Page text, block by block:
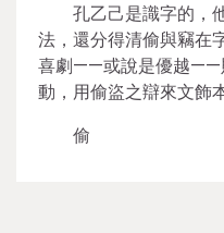
孔乙己是識字的，
法，還分得清偷與竊在
喜劇——或說是優越——
動，用偷盜之辯來文飾
偷